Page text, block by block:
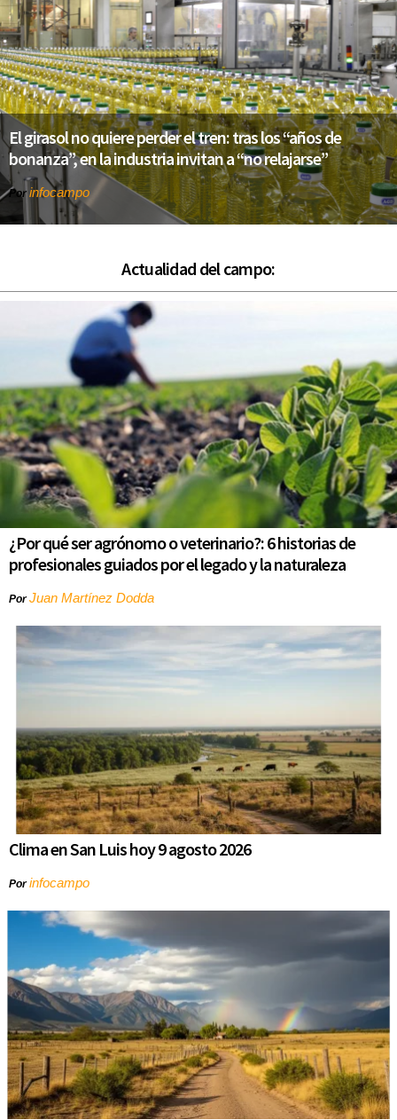
El girasol no quiere perder el tren: tras los “años de
bonanza”, en la industria invitan a “no relajarse”
Por infocampo
Actualidad del campo:
¿Por qué ser agrónomo o veterinario?: 6 historias de
profesionales guiados por el legado y la naturaleza
PorJuan Martínez Dodda
Clima en San Luis hoy 9 agosto 2026
Porinfocampo